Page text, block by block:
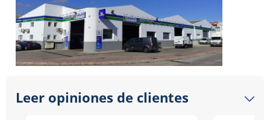
Leer opiniones de clientes